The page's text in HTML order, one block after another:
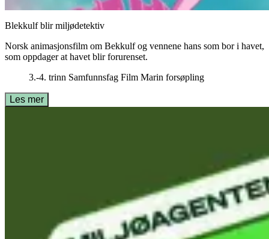
Blekkulf blir miljødetektiv
Norsk animasjonsfilm om Bekkulf og vennene hans som bor i havet,
som oppdager at havet blir forurenset.
3.-4. trinn Samfunnsfag Film Marin forsøpling
Les mer